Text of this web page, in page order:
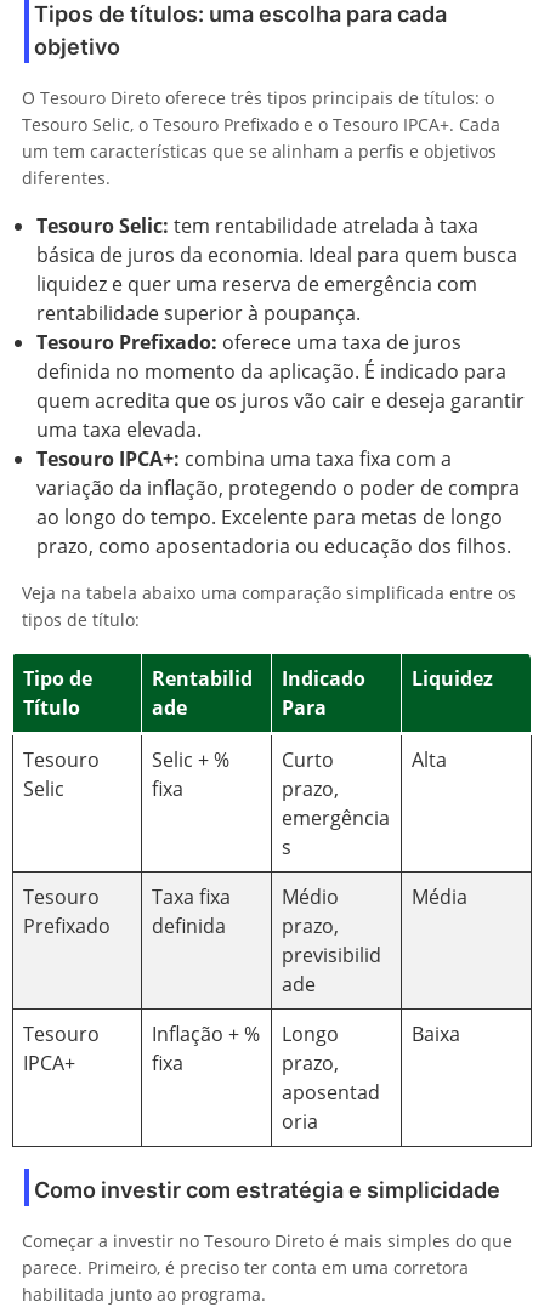
Tipos de títulos: uma escolha para cada
objetivo
O Tesouro Direto oferece três tipos principais de títulos: o
Tesouro Selic, o Tesouro Prefixado e o Tesouro IPCA+. Cada
um tem características que se alinham a perfis e objetivos
diferentes.
Tesouro Selic: tem rentabilidade atrelada à taxa
básica de juros da economia. Ideal para quem busca
liquidez e quer uma reserva de emergência com
rentabilidade superior à poupança.
Tesouro Prefixado: oferece uma taxa de juros
definida no momento da aplicação. É indicado para
quem acredita que os juros vão cair e deseja garantir
uma taxa elevada.
Tesouro IPCA+: combina uma taxa fixa com a
variação da inflação, protegendo o poder de compra
ao longo do tempo. Excelente para metas de longo
prazo, como aposentadoria ou educação dos filhos.
Veja na tabela abaixo uma comparação simplificada entre os
tipos de título:
Tipo de
Título
Rentabilid
ade
Indicado
Para
Liquidez
Tesouro
Selic
Selic + %
fixa
Curto
prazo,
emergência
s
Alta
Tesouro
Prefixado
Taxa fixa
definida
Médio
prazo,
previsibilid
ade
Média
Tesouro
IPCA+
Inflação + %
fixa
Longo
prazo,
aposentad
oria
Baixa
Como investir com estratégia e simplicidade
Começar a investir no Tesouro Direto é mais simples do que
parece. Primeiro, é preciso ter conta em uma corretora
habilitada junto ao programa.